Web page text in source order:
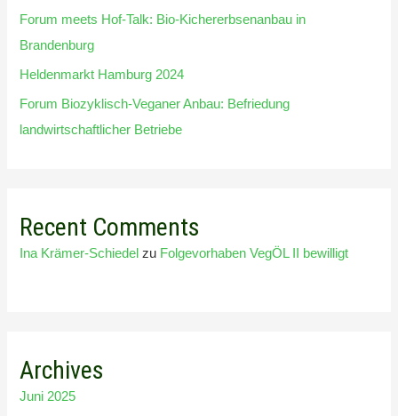
Forum meets Hof-Talk: Bio-Kichererbsenanbau in
Brandenburg
Heldenmarkt Hamburg 2024
Forum Biozyklisch-Veganer Anbau: Befriedung
landwirtschaftlicher Betriebe
Recent Comments
Ina Krämer-Schiedel zu Folgevorhaben VegÖL II bewilligt
Archives
Juni 2025